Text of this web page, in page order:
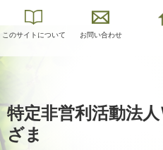
このサイトについて お問い合わせ
特定非営利活動法
ざま